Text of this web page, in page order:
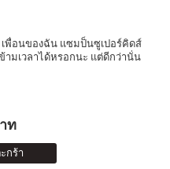
เพื่อนของฉัน แซมป็นซูเปอร์คิดส์
มเวลาได้หรอกนะ แต่ดีกว่านั่น
ท
กร้า